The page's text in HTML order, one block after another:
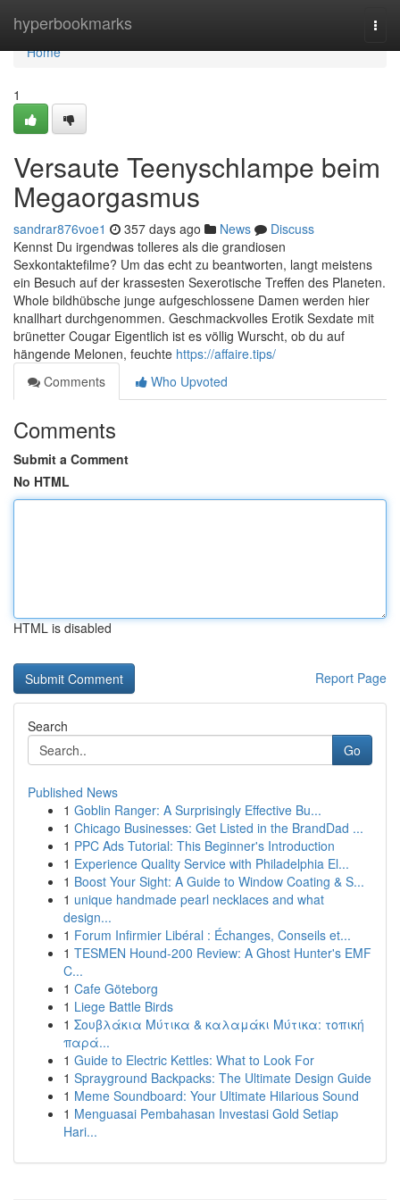
hyperbookmarks
Home
Home
1
Versaute Teenyschlampe beim
Megaorgasmus
sandrar876voe1 357 days ago News
Discuss
Kennst Du irgendwas tolleres als die grandiosen
Sexkontaktefilme? Um das echt zu beantworten, langt meistens
ein Besuch auf der krassesten Sexerotische Treffen des Planeten.
Whole bildhübsche junge aufgeschlossene Damen werden hier
knallhart durchgenommen. Geschmackvolles Erotik Sexdate mit
brünetter Cougar Eigentlich ist es völlig Wurscht, ob du auf
hängende Melonen, feuchte https://affaire.tips/
Comments
Who Upvoted
Comments
Submit a Comment
No HTML
HTML is disabled
Report Page
Search
Go
Published News
1 Goblin Ranger: A Surprisingly Effective Bu...
1 Chicago Businesses: Get Listed in the BrandDad ...
1 PPC Ads Tutorial: This Beginner's Introduction
1 Experience Quality Service with Philadelphia El...
1 Boost Your Sight: A Guide to Window Coating & S...
1 unique handmade pearl necklaces and what
design...
1 Forum Infirmier Libéral : Échanges, Conseils et...
1 TESMEN Hound-200 Review: A Ghost Hunter's EMF
C...
1 Cafe Göteborg
1 Liege Battle Birds
1 Σουβλάκια Μύτικα & καλαμάκι Μύτικα: τοπική
παρά...
1 Guide to Electric Kettles: What to Look For
1 Sprayground Backpacks: The Ultimate Design Guide
1 Meme Soundboard: Your Ultimate Hilarious Sound
1 Menguasai Pembahasan Investasi Gold Setiap
Hari...